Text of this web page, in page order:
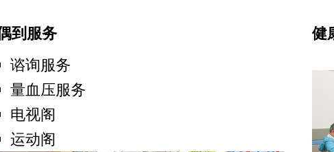
到服务
谘询服务
量血压服务
电视阁
运动阁
健